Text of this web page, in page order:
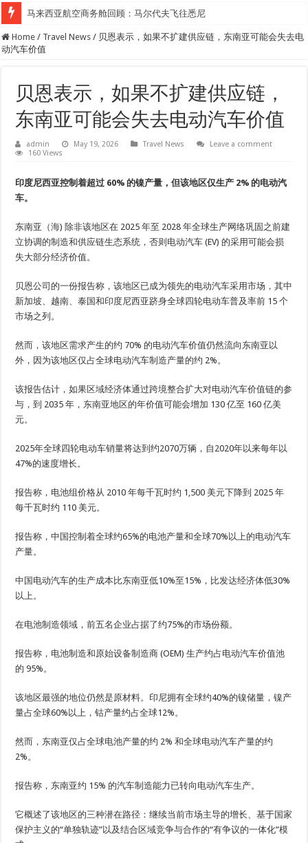
马来西亚航空商务舱回顾：马尔代夫飞往悉尼
Home / Travel News / 贝恩表示，如果不扩建供应链，东南亚可能会失去电
动汽车价值
贝恩表示，如果不扩建供应链，
东南亚可能会失去电动汽车价值
admin May 19, 2026 Travel News
Leave a comment
160 Views
印度尼西亚控制着超过 60% 的镍产量，但该地区仅生产 2% 的电动汽
车。
东南亚（海) 除非该地区在 2025 年至 2028 年全球生产网络巩固之前建
立协调的制造和供应链生态系统，否则电动汽车 (EV) 的采用可能会损
失大部分经济价值。
贝恩公司的一份报告称，该地区已成为领先的电动汽车采用市场，其中
新加坡、越南、泰国和印度尼西亚跻身全球四轮电动车普及率前 15 个
市场之列。
然而，该地区需求产生的约 70% 的电动汽车价值仍然流向东南亚以
外，因为该地区仅占全球电动汽车制造产量的约 2%。
该报告估计，如果区域经济体通过跨境整合扩大对电动汽车价值链的参
与，到 2035 年，东南亚地区的年价值可能会增加 130 亿至 160 亿美
元。
2025年全球四轮电动车销量将达到约2070万辆，自2020年以来每年以
47%的速度增长。
报告称，电池组价格从 2010 年每千瓦时约 1,500 美元下降到 2025 年
每千瓦时约 110 美元。
报告称，中国控制着全球约65%的电池产量和全球70%以上的电动汽车
产量。
中国电动汽车的生产成本比东南亚低10%至15%，比发达经济体低30%
以上。
在电池制造领域，前五名企业占据了约75%的市场份额。
报告称，电池制造和原始设备制造商 (OEM) 生产约占电动汽车价值池
的 95%。
该地区最强的地位仍然是原材料。印尼拥有全球约40%的镍储量，镍产
量占全球60%以上，钴产量约占全球12%。
然而，东南亚仅占全球电池产量的约 2% 和全球电动汽车产量的约
2%。
报告称，东南亚约 15% 的汽车制造能力已转向电动汽车生产。
它概述了该地区的三种潜在路径：继续当前市场主导的增长、基于国家
保护主义的“单独轨迹”以及结合区域竞争与合作的“有争议的一体化”模